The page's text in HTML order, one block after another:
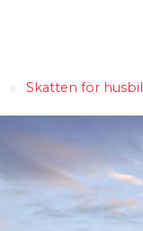
» Skatten för